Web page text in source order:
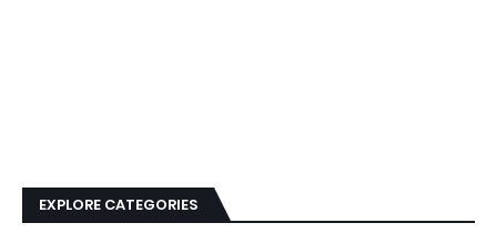
EXPLORE CATEGORIES